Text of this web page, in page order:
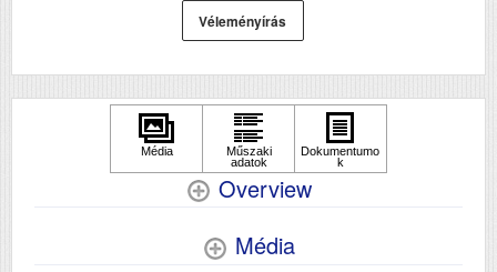
Véleményírás
Overview
Média